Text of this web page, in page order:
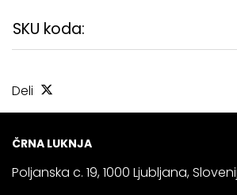
SKU koda:
Deli
ČRNA LUKNJA
Poljanska c. 19, 1000 Ljubljana,